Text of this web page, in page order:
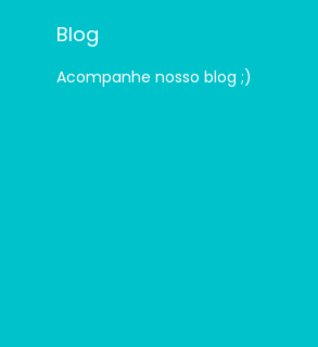
Blog
Acompanhe nosso blog ;)